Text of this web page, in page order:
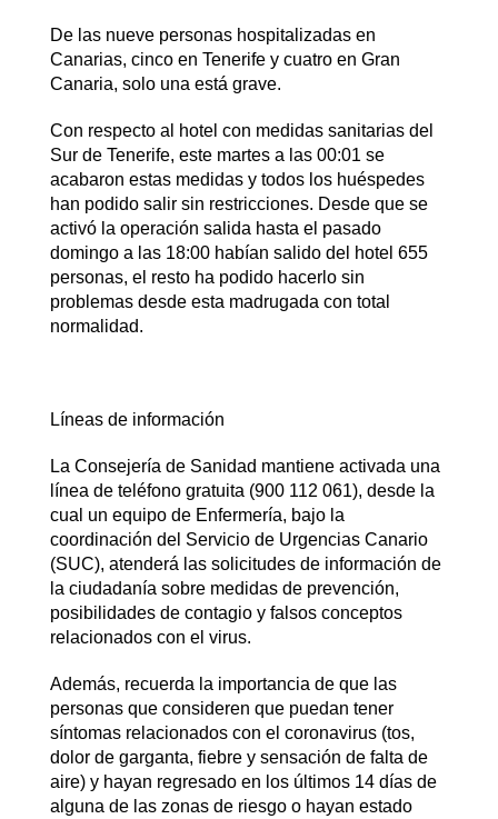
De las nueve personas hospitalizadas en
Canarias, cinco en Tenerife y cuatro en Gran
Canaria, solo una está grave.
Con respecto al hotel con medidas sanitarias del
Sur de Tenerife, este martes a las 00:01 se
acabaron estas medidas y todos los huéspedes
han podido salir sin restricciones. Desde que se
activó la operación salida hasta el pasado
domingo a las 18:00 habían salido del hotel 655
personas, el resto ha podido hacerlo sin
problemas desde esta madrugada con total
normalidad.
Líneas de información
La Consejería de Sanidad mantiene activada una
línea de teléfono gratuita (900 112 061), desde la
cual un equipo de Enfermería, bajo la
coordinación del Servicio de Urgencias Canario
(SUC), atenderá las solicitudes de información de
la ciudadanía sobre medidas de prevención,
posibilidades de contagio y falsos conceptos
relacionados con el virus.
Además, recuerda la importancia de que las
personas que consideren que puedan tener
síntomas relacionados con el coronavirus (tos,
dolor de garganta, fiebre y sensación de falta de
aire) y hayan regresado en los últimos 14 días de
alguna de las zonas de riesgo o hayan estado